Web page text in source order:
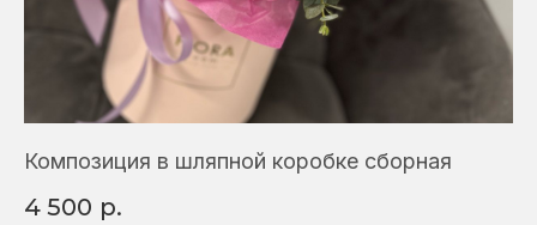
Композиция в шляпной коробке сборная
4 500 р.